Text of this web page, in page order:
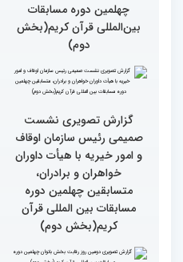
کتاب قرآن با قلب ما مرتبط
و قابل توصیف نیست
گزارش تصویری سومین روز
رقابت بخش برادران
چهلمین دوره مسابقات
بین‌المللی قرآن کریم(بخش
دوم)